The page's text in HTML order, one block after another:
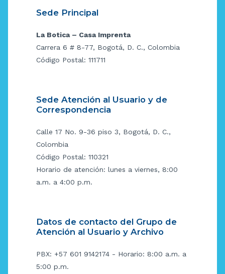
Sede Principal
La Botica – Casa Imprenta
Carrera 6 # 8-77, Bogotá, D. C., Colombia
Código Postal: 111711
Sede Atención al Usuario y de
Correspondencia
Calle 17 No. 9-36 piso 3, Bogotá, D. C.,
Colombia
Código Postal: 110321
Horario de atención: lunes a viernes, 8:00
a.m. a 4:00 p.m.
Datos de contacto del Grupo de
Atención al Usuario y Archivo
PBX: +57 601 9142174 - Horario: 8:00 a.m. a
5:00 p.m.